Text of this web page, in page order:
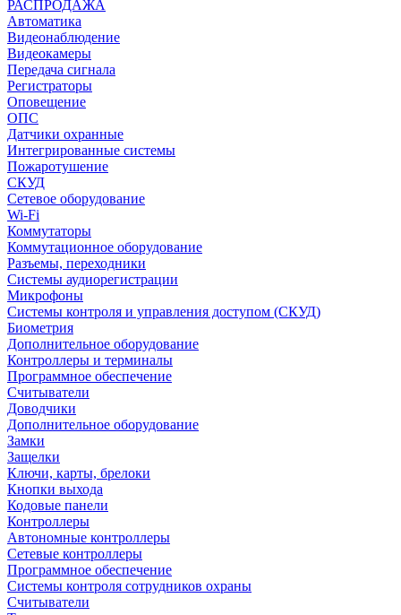
РАСПРОДАЖА
Автоматика
Видеонаблюдение
Видеокамеры
Передача сигнала
Регистраторы
Оповещение
ОПС
Датчики охранные
Интегрированные системы
Пожаротушение
СКУД
Сетевое оборудование
Wi-Fi
Коммутаторы
Коммутационное оборудование
Разъемы, переходники
Системы аудиорегистрации
Микрофоны
Системы контроля и управления доступом (СКУД)
Биометрия
Дополнительное оборудование
Контроллеры и терминалы
Программное обеспечение
Считыватели
Доводчики
Дополнительное оборудование
Замки
Защелки
Ключи, карты, брелоки
Кнопки выхода
Кодовые панели
Контроллеры
Автономные контроллеры
Сетевые контроллеры
Программное обеспечение
Системы контроля сотрудников охраны
Считыватели